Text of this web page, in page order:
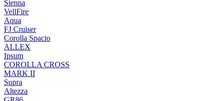
Sienna
VellFire
Aqua
FJ Cruiser
Corolla Spacio
ALLEX
Ipsum
COROLLA CROSS
MARK II
Supra
Altezza